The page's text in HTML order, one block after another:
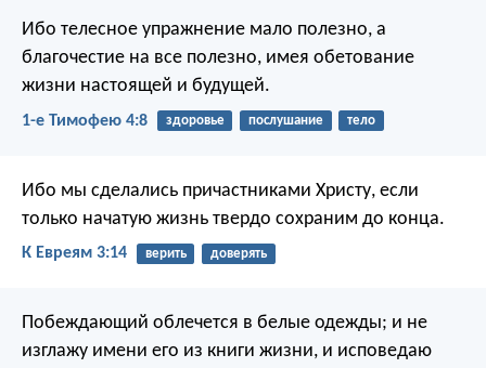
Ибо телесное упражнение мало полезно, а
благочестие на все полезно, имея обетование
жизни настоящей и будущей.
1-е Тимофею 4:8 здоровье послушание тело
Ибо мы сделались причастниками Христу, если
только начатую жизнь твердо сохраним до конца.
К Евреям 3:14 верить доверять
Побеждающий облечется в белые одежды; и не
изглажу имени его из книги жизни, и исповедаю